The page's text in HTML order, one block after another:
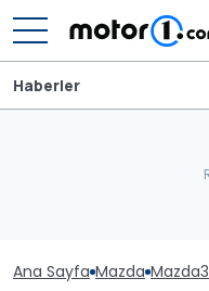
Haberler
Ana Sayfa Mazda Mazda3